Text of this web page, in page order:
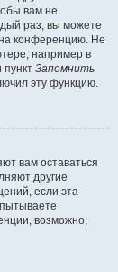
вам не
раз, вы можете
конференцию. Не
например в
пункт Запомнить
эту функцию.
вам оставаться
другие
если эта
возможно,